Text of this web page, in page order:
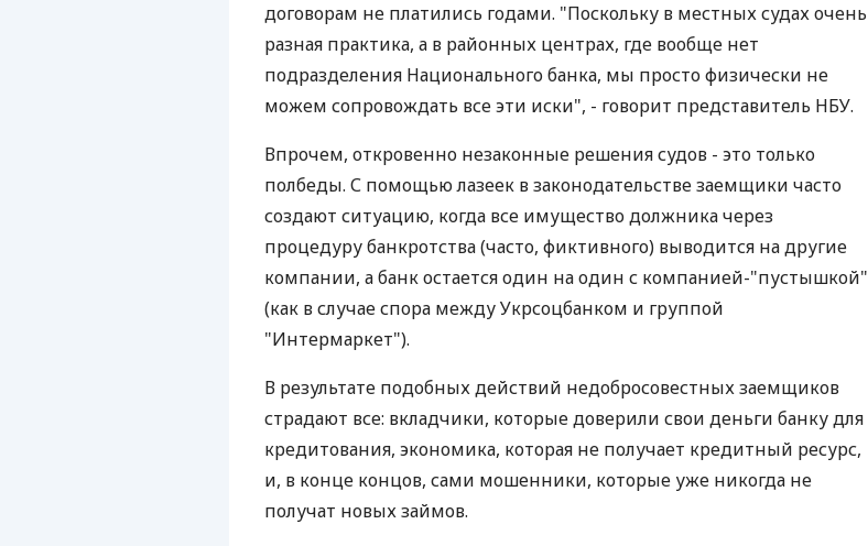
договорам не платились годами. "Поскольку в местных судах очень
разная практика, а в районных центрах, где вообще нет
подразделения Национального банка, мы просто физически не
можем сопровождать все эти иски", - говорит представитель НБУ.
Впрочем, откровенно незаконные решения судов - это только
полбеды. С помощью лазеек в законодательстве заемщики часто
создают ситуацию, когда все имущество должника через
процедуру банкротства (часто, фиктивного) выводится на другие
компании, а банк остается один на один с компанией-"пустышкой"
(как в случае спора между Укрсоцбанком и группой
"Интермаркет").
В результате подобных действий недобросовестных заемщиков
страдают все: вкладчики, которые доверили свои деньги банку для
кредитования, экономика, которая не получает кредитный ресурс,
и, в конце концов, сами мошенники, которые уже никогда не
получат новых займов.